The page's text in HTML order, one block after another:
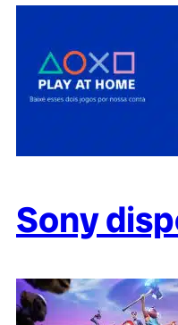
Sony